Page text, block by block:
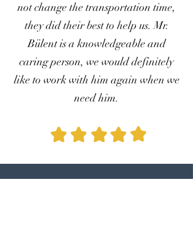
not change the transportation time,
they did their best to help us. Mr.
Bülent is a knowledgeable and
caring person, we would definitely
like to work with him again when we
need him.